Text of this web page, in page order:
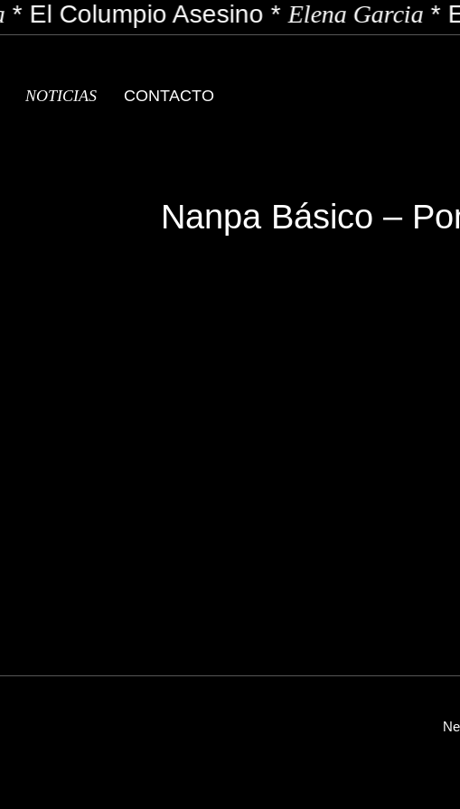
El Columpio Asesino*Elena Garcia*
NOTICIAS CONTACTO
Nanpa Básico –